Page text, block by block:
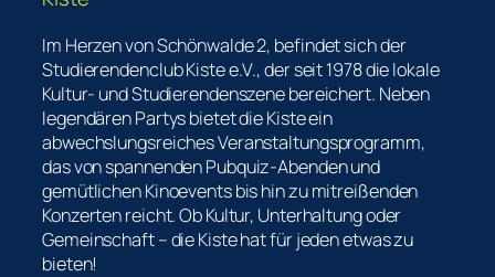
Im Herzen von Schönwalde 2, befindet sich der
Studierendenclub Kiste e.V., der seit 1978 die lokale
Kultur- und Studierendenszene bereichert. Neben
legendären Partys bietet die Kiste ein
abwechslungsreiches Veranstaltungsprogramm,
das von spannenden Pubquiz-Abenden und
gemütlichen Kinoevents bis hin zu mitreißenden
Konzerten reicht. Ob Kultur, Unterhaltung oder
Gemeinschaft – die Kiste hat für jeden etwas zu
bieten!